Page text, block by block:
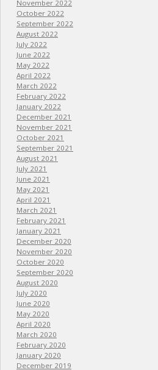
November 2022
October 2022
September 2022
August 2022
July 2022
June 2022
May 2022
April 2022
March 2022
February 2022
January 2022
December 2021
November 2021
October 2021
September 2021
August 2021
July 2021
June 2021
May 2021
April 2021
March 2021
February 2021
January 2021
December 2020
November 2020
October 2020
September 2020
August 2020
July 2020
June 2020
May 2020
April 2020
March 2020
February 2020
January 2020
December 2019